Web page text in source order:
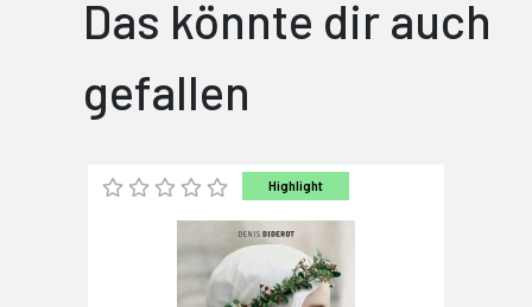
Das könnte dir auch
gefallen
Highlight